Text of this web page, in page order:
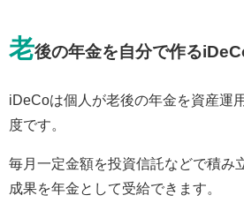
老後の年金を自分で作る
iDeCoは個人が老後の年金を資産運
度です。
毎月一定金額を投資信託などで積み
成果を年金として受給できます。